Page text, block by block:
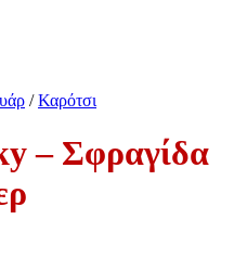
/ Καρότσι
– Σφραγίδα